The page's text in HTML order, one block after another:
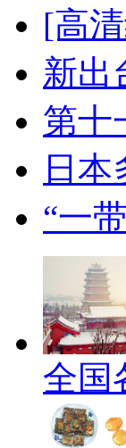
[高
新出
第十
日
“一
全国